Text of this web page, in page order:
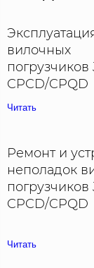
вилочных
погрузчиков
CPCD/CPQD
Читать
Ремонт и
неполадок
погрузчиков
CPCD/CPQD
Читать